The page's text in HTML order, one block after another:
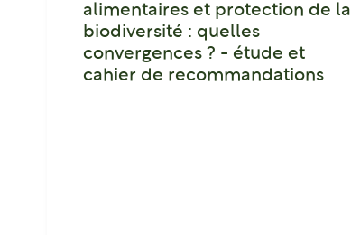
alimentaires et protection de la
biodiversité : quelles
convergences ? - étude et
cahier de recommandations